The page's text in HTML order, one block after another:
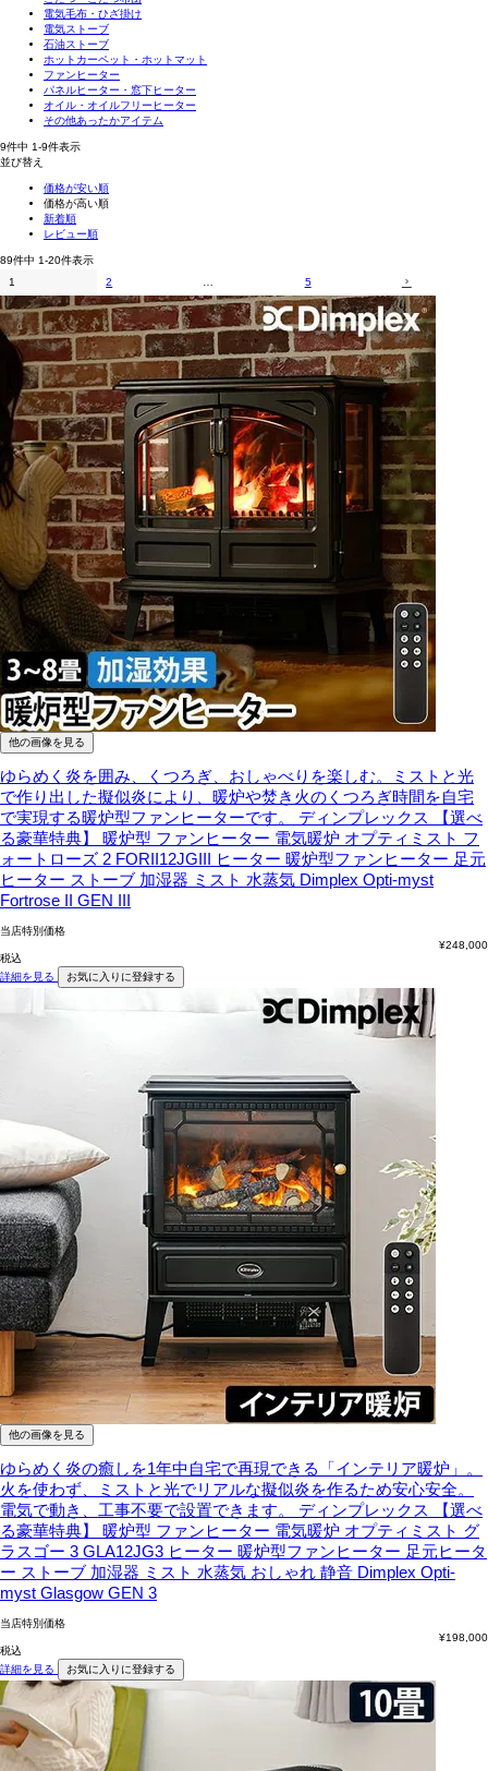
電気毛布・ひざ掛け
電気ストーブ
石油ストーブ
ホットカーペット・ホットマット
ファンヒーター
パネルヒーター・窓下ヒーター
オイル・オイルフリーヒーター
その他あったかアイテム
9件中 1-9件表示
並び替え
価格が安い順
価格が高い順
新着順
レビュー順
89件中 1-20件表示
1
2 5
他の画像を見る
ゆらめく炎を囲み、くつろぎ、おしゃべりを楽しむ。ミストと光
で作り出した擬似炎により、暖炉や焚き火のくつろぎ時間を自宅
で実現する暖炉型ファンヒーターです。
ディンプレックス 【選べ
る豪華特典】 暖炉型 ファンヒーター 電気暖炉 オプティミスト フ
ォートローズ 2 FORII12JGIII ヒーター 暖炉型ファンヒーター 足元
ヒーター ストーブ 加湿器 ミスト 水蒸気 Dimplex Opti-myst
Fortrose II GEN III
当店特別価格
¥248,000
税込
詳細を見る
お気に入りに登録する
他の画像を見る
ゆらめく炎の癒しを1年中自宅で再現できる「インテリア暖炉」。
火を使わず、ミストと光でリアルな擬似炎を作るため安心安全。
電気で動き、工事不要で設置できます。
ディンプレックス 【選べ
る豪華特典】 暖炉型 ファンヒーター 電気暖炉 オプティミスト グ
ラスゴー 3 GLA12JG3 ヒーター 暖炉型ファンヒーター 足元ヒータ
ー ストーブ 加湿器 ミスト 水蒸気 おしゃれ 静音 Dimplex Opti-
myst Glasgow GEN 3
当店特別価格
¥198,000
税込
詳細を見る
お気に入りに登録する